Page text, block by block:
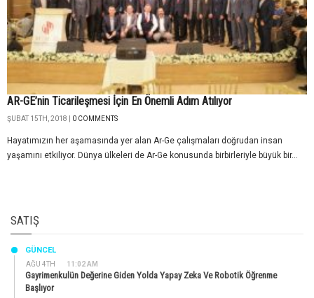
AR-GE’nin Ticarileşmesi İçin En Önemli Adım Atılıyor
ŞUBAT 15TH, 2018 | 0 COMMENTS
Hayatımızın her aşamasında yer alan Ar-Ge çalışmaları doğrudan insan
yaşamını etkiliyor. Dünya ülkeleri de Ar-Ge konusunda birbirleriyle büyük bir...
SATIŞ
AĞU 4TH 11:02 AM
GÜNCEL
Gayrimenkulün Değerine Giden Yolda Yapay Zeka Ve Robotik Öğrenme
Başlıyor